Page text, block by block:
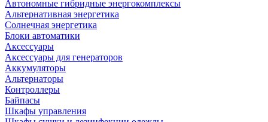
Автономные гибридные энергокомплексы
Альтернативная энергетика
Солнечная энергетика
Блоки автоматики
Аксессуары
Аксессуары для генераторов
Аккумуляторы
Альтернаторы
Контроллеры
Байпасы
Шкафы управления